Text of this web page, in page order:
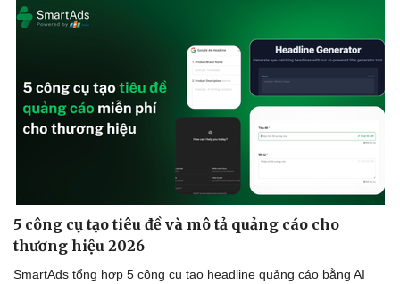
5 công cụ tạo tiêu đề và mô tả quảng cáo cho
thương hiệu 2026
SmartAds tổng hợp 5 công cụ tạo headline quảng cáo bằng AI